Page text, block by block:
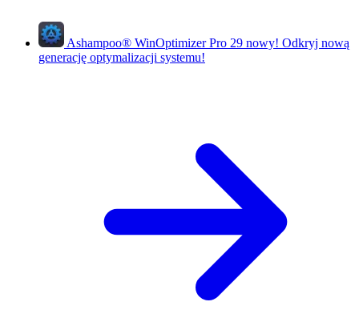
Ashampoo® WinOptimizer Pro 29 nowy! Odkryj nową
generację optymalizacji systemu!